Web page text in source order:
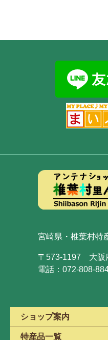
宮崎県・椎葉村特
〒573-1197 大阪
電話：072-808-
ショップ案内
特産品一覧